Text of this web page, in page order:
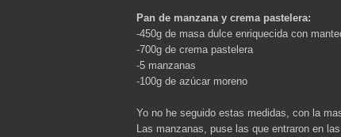
Pan de manzana y crema pastelera:
-450g de masa dulce enriquecida con
-700g de crema pastelera
-5 manzanas
-100g de azúcar moreno
Yo no he seguido estas medidas, con la
Las manzanas, puse las que entraron en